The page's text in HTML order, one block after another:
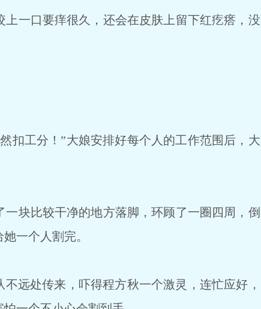
一口要痒很久，还会在皮肤上留下红疙瘩，没
工分！”大娘安排好每个人的工作范围后，大
块比较干净的地方落脚，环顾了一圈四周，倒
一个人割完。
远处传来，吓得程方秋一个激灵，连忙应好，